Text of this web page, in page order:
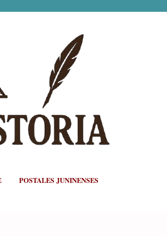
al contenido principal
POSTALES JUNINENSES